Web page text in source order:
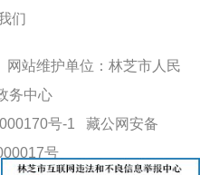
们
网站维护单位：林芝市人民
务中心
号-1
藏公网安备
号